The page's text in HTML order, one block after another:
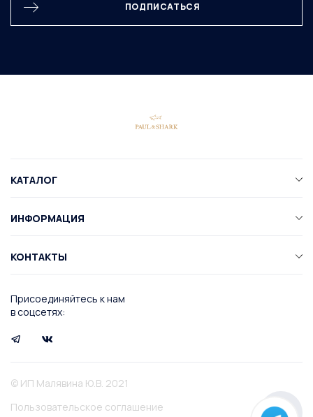
ПОДПИСАТЬСЯ
Присоединяйтесь к нам
в соцсетях:
КАТАЛОГ
ИНФОРМАЦИЯ
КОНТАКТЫ
© ИП Малявина Ю.В. 2021
Пользовательское соглашение